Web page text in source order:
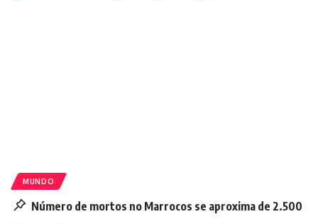
MUNDO
Número de mortos no Marrocos se aproxima de 2.500